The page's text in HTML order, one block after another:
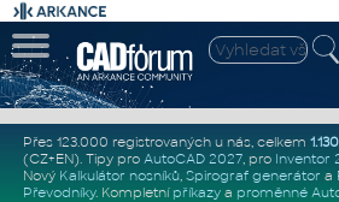
Přes 123.000 registrovaných u nás, celkem
(CZ+EN). Tipy pro AutoCAD 2027, pro Inventor
Nový Kalkulátor nosníků, Spirograf generátor a
Převodníky. Kompletní příkazya proměnné